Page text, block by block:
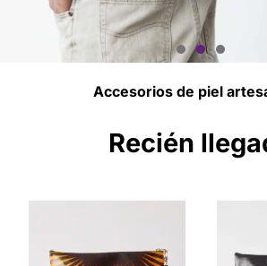
Encuentra Tu
Perfecto
COMPRAR
Accesorios de piel
Recién